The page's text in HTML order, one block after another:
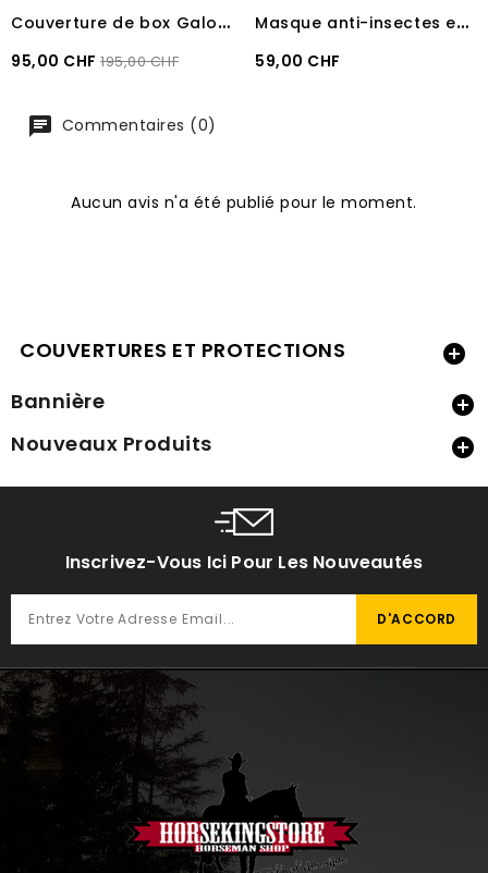
C
ouverture de box Galop Bordeaux taille 155 cm
Prix
95,00 CHF Prix
195,00 CHF
M
asque anti-insectes en lycra Designer PRO-TECH Abstrack
Prix
59,00 CHF
Commentaires (0)
Aucun avis n'a été publié pour le moment.
COUVERTURES ET PROTECTIONS 
Bannière 
Nouveaux Produits 
Inscrivez-Vous Ici Pour Les Nouveautés